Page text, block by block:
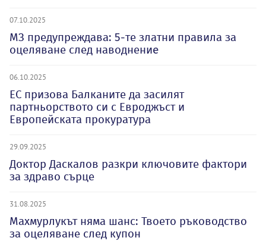
07.10.2025
МЗ предупреждава: 5-те златни правила за
оцеляване след наводнениe
06.10.2025
ЕС призова Балканите да засилят
партньорството си с Евроджъст и
Европейската прокуратура
29.09.2025
Доктор Даскалов разкри ключовите фактори
за здраво сърце
31.08.2025
Махмурлукът няма шанс: Твоето ръководство
за оцеляване след купон